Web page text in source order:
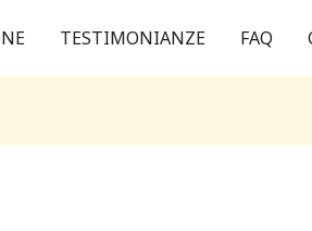
TESTIMONIANZE FAQ